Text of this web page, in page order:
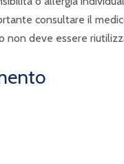
consultare il
non deve essere